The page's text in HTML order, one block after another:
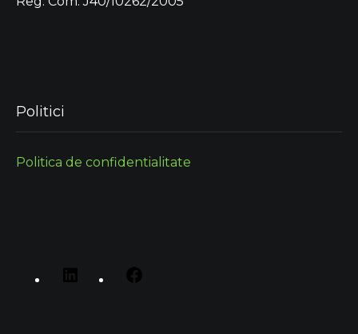
Politici
Politica de confidentialitate